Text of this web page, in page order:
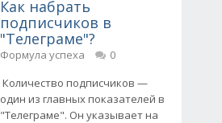
Как набрать
подписчиков в
"Телеграме"?
Формула успеха
0
Количество подписчиков —
один из главных показателей в
"Телеграме". Он указывает на